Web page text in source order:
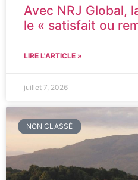
Avec NRJ Global,
le « satisfait ou
LIRE L'ARTICLE »
juillet 7, 2026
NON CLASSÉ